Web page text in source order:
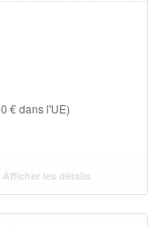
€ dans l'UE)
Afficher les détails